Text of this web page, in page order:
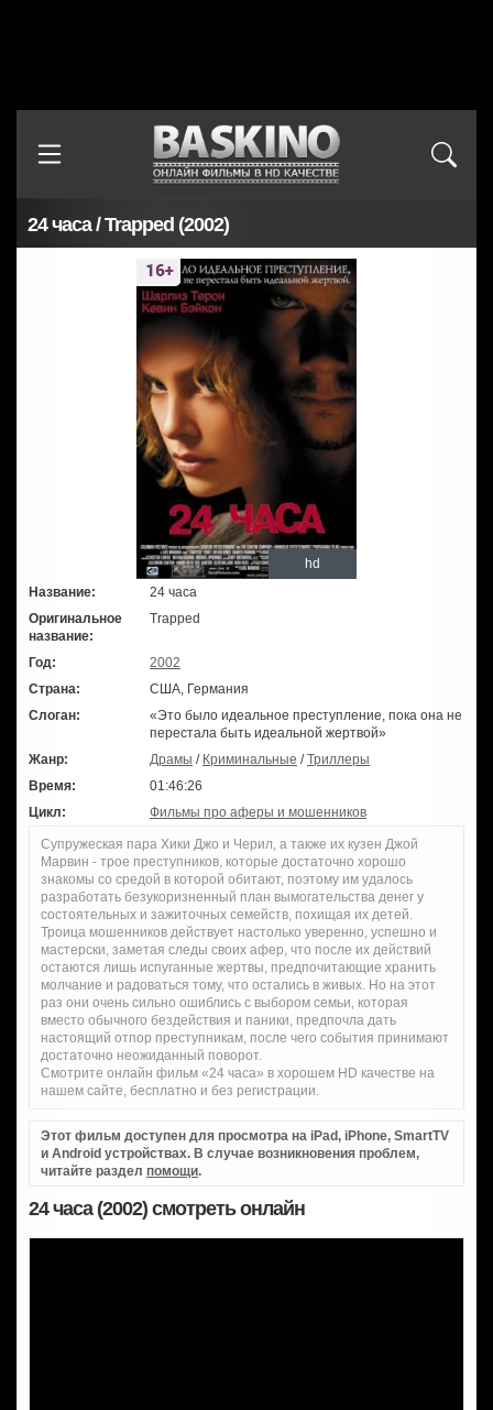
24 часа / Trapped (2002)
hd
Название:
24 часа
Оригинальное
название:
Trapped
Год:
2002
Страна:
США, Германия
Слоган:
«Это было идеальное преступление, пока она не
перестала быть идеальной жертвой»
Жанр:
Драмы / Криминальные /Триллеры
Время:
01:46:26
Цикл:
Фильмы про аферы и мошенников
Супружеская пара Хики Джо и Черил, а также их кузен Джой
Марвин - трое преступников, которые достаточно хорошо
знакомы со средой в которой обитают, поэтому им удалось
разработать безукоризненный план вымогательства денег у
состоятельных и зажиточных семейств, похищая их детей.
Троица мошенников действует настолько уверенно, успешно и
мастерски, заметая следы своих афер, что после их действий
остаются лишь испуганные жертвы, предпочитающие хранить
молчание и радоваться тому, что остались в живых. Но на этот
раз они очень сильно ошиблись с выбором семьи, которая
вместо обычного бездействия и паники, предпочла дать
настоящий отпор преступникам, после чего события принимают
достаточно неожиданный поворот.
Смотрите онлайн фильм «24 часа» в хорошем HD качестве на
нашем сайте, бесплатно и без регистрации.
Этот фильм доступен для просмотра на iPad, iPhone, SmartTV
и Android устройствах. В случае возникновения проблем,
читайте раздел помощи.
24 часа (2002) смотреть онлайн